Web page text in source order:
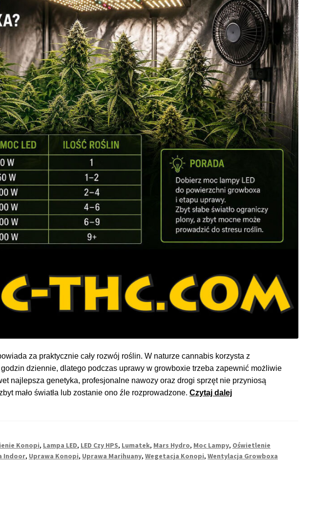
za praktycznie cały rozwój roślin. W naturze cannabis korzysta z
dziennie, dlatego podczas uprawy w growboxie trzeba zapewnić możliwie
najlepsza genetyka, profesjonalne nawozy oraz drogi sprzęt nie przyniosą
mało światła lub zostanie ono źle rozprowadzone. Czytaj dalejJak
do
uprawy
Konopi, Lampa LED, LED Czy HPS, Lumatek, Mars Hydro, Moc Lampy, Oświetlenie
Indoor, Uprawa Konopi, Uprawa Marihuany, Wegetacja Konopi, Wentylacja Growboxa